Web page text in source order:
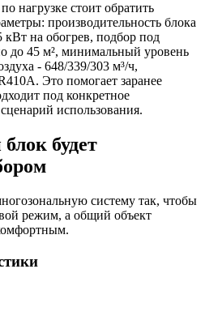
нагрузке стоит обратить
производительность блока
на обогрев, подбор под
до 45 м², минимальный уровень
- 648/339/303 м³/ч,
Это помогает заранее
под конкретное
использования.
будет
систему так, чтобы
режим, а общий объект